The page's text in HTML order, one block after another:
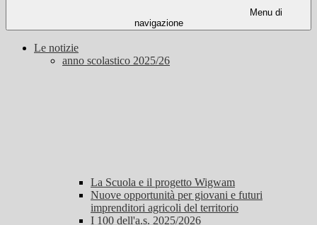
Menu di
navigazione
Le notizie
anno scolastico 2025/26
La Scuola e il progetto Wigwam
Nuove opportunità per giovani e futuri
imprenditori agricoli del territorio
I 100 dell'a.s. 2025/2026